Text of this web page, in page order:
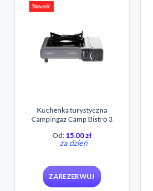
Nowość
Kuchenka turystyczna
Campingaz Camp Bistro 3
Od: 15.00zł
za dzień
ZAREZERWUJ